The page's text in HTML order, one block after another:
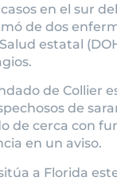
en el sur
de dos
estatal
de Collier
de
de cerca con
en un aviso.
a Florida